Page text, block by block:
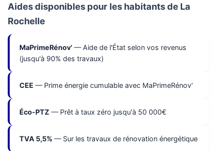
Aides disponibles pour les habitants de La
Rochelle
MaPrimeRénov' — Aide de l'État selon vos revenus
(jusqu'à 90% des travaux)
CEE — Prime énergie cumulable avec MaPrimeRénov'
Éco-PTZ — Prêt à taux zéro jusqu'à 50 000€
TVA 5,5% — Sur les travaux de rénovation énergétique